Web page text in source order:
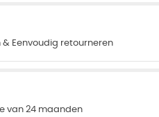
& Eenvoudig retourneren
van 24 maanden